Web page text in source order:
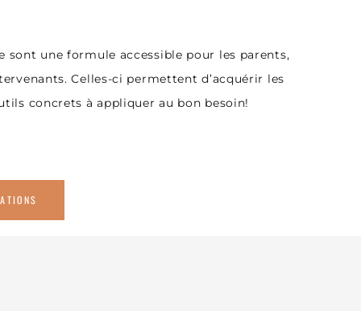
sont une formule accessible pour les parents,
Celles-ci permettent d’acquérir les
concrets à appliquer au bon besoin!